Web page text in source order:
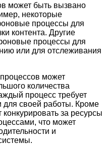
может быть вызвано
некоторые
процессы для
контента. Другие
процессы для
или для отслеживания
может
количества
процесс требует
для своей работы. Кроме
за ресурсы
что может
и